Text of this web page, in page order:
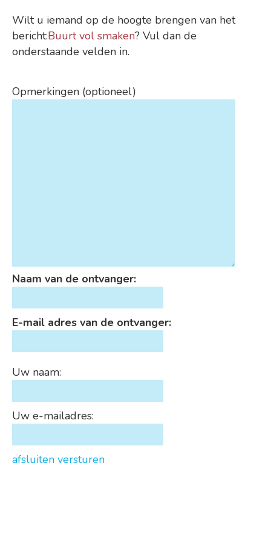
Wilt u iemand op de hoogte brengen van het
bericht:Buurt vol smaken? Vul dan de
onderstaande velden in.
Opmerkingen (optioneel)
Naam van de ontvanger:
E-mail adres van de ontvanger:
Uw naam:
Uw e-mailadres:
afsluiten versturen